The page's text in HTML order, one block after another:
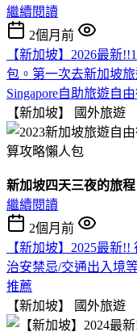
繼續閱讀
2個月前
【新加坡】2026最新
包。第一次去新加坡
Singapore自助旅遊自
【新加坡】
國外旅遊
新加坡四天三夜的旅程
繼續閱讀
2個月前
【新加坡】2025最新
治安禁忌/交通出入境
推薦
【新加坡】
國外旅遊